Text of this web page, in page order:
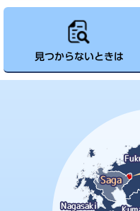
見つからないときは